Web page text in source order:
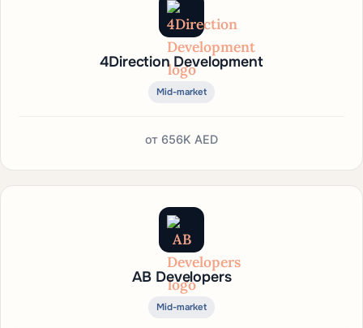
4Direction Development
Mid-market
от 656K AED
AB Developers
Mid-market